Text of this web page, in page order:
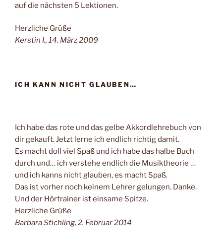
auf die nächsten 5 Lektionen.
Herzliche Grüße
Kerstin I., 14. März 2009
ICH KANN NICHT GLAUBEN…
Ich habe das rote und das gelbe Akkordlehrebuch von
dir gekauft. Jetzt lerne ich endlich richtig damit.
Es macht doll viel Spaß und ich habe das halbe Buch
durch und… ich verstehe endlich die Musiktheorie …
und ich kanns nicht glauben, es macht Spaß.
Das ist vorher noch keinem Lehrer gelungen. Danke.
Und der Hörtrainer ist einsame Spitze.
Herzliche Grüße
Barbara Stichling, 2. Februar 2014